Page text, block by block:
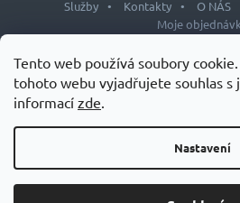
Tento web používá soubory
tohoto webu vyjadřujete souhlas s
informací zde.
Nastavení
Služby
Kontakty O NÁS
Moje
Vytvořil
nastavení
Design šablony vytvořil